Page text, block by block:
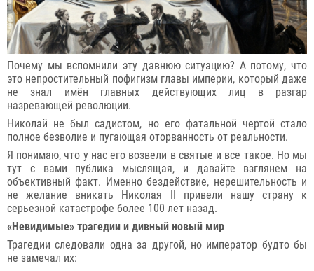
Почему мы вспомнили эту давнюю ситуацию? А потому, что
это непростительный пофигизм главы империи, который даже
не знал имён главных действующих лиц в разгар
назревающей революции.
Николай не был садистом, но его фатальной чертой стало
полное безволие и пугающая оторванность от реальности.
Я понимаю, что у нас его возвели в святые и все такое. Но мы
тут с вами публика мыслящая, и давайте взглянем на
объективный факт. Именно бездействие, нерешительность и
не желание вникать Николая II привели нашу страну к
серьезной катастрофе более 100 лет назад.
«Невидимые» трагедии и дивный новый мир
Трагедии следовали одна за другой, но император будто бы
не замечал их: